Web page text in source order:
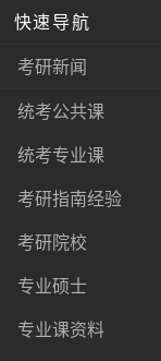
快速导航
考研新闻
统考公共课
统考专业课
考研指南经验
考研院校
专业硕士
专业课资料